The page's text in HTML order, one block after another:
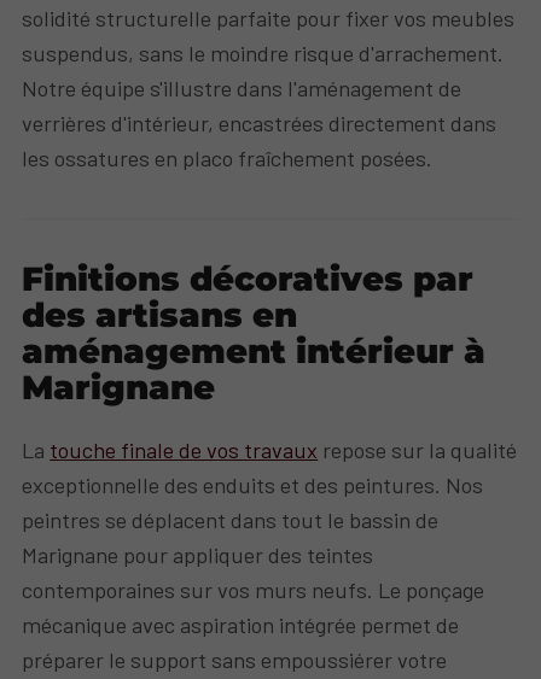
solidité structurelle parfaite pour fixer vos meubles
suspendus, sans le moindre risque d'arrachement.
Notre équipe s'illustre dans l'aménagement de
verrières d'intérieur, encastrées directement dans
les ossatures en placo fraîchement posées.
Finitions décoratives par
des artisans en
aménagement intérieur à
Marignane
La touche finale de vos travaux repose sur la qualité
exceptionnelle des enduits et des peintures. Nos
peintres se déplacent dans tout le bassin de
Marignane pour appliquer des teintes
contemporaines sur vos murs neufs. Le ponçage
mécanique avec aspiration intégrée permet de
préparer le support sans empoussiérer votre